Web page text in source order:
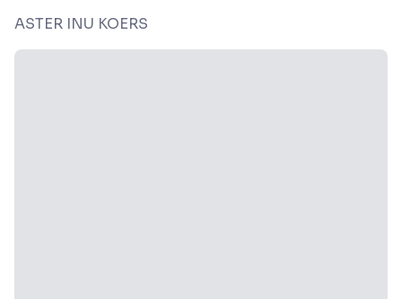
ASTER INU KOERS